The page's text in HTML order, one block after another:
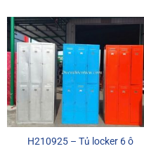
H210925 – Tủ locker 6 ô